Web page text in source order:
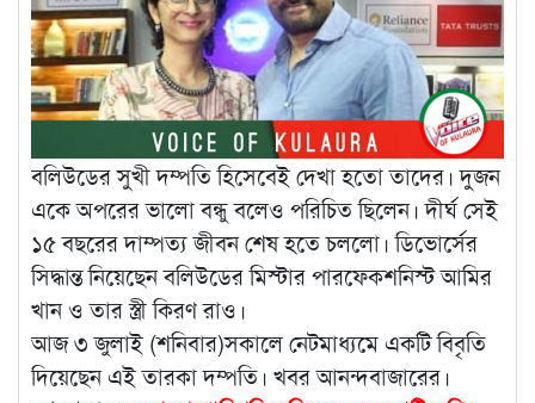
বলিউডের সুখী দম্পতি হিসেবেই দেখা হতো তাদের। দুজন
একে অপরের ভালো বন্ধু বলেও পরিচিত ছিলেন। দীর্ঘ সেই
১৫ বছরের দাম্পত্য জীবন শেষ হতে চললো। ডিভোর্সের
সিদ্ধান্ত নিয়েছেন বলিউডের মিস্টার পারফেকশনিস্ট আমির
খান ও তার স্ত্রী কিরণ রাও।
আজ ৩ জুলাই (শনিবার)সকালে নেটমাধ্যমে একটি বিবৃতি
দিয়েছেন এই তারকা দম্পতি। খবর আনন্দবাজারের।